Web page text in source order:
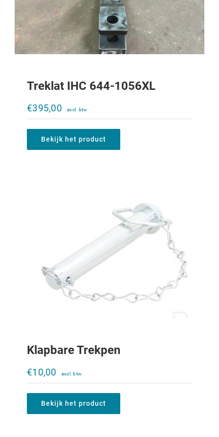
Treklat IHC 644-1056XL
€395,00
Bekijk het product
€10,00
Klapbare Trekpen
€10,00
Bekijk het product
Aanhangerkoppeling Rockinger
€335,00